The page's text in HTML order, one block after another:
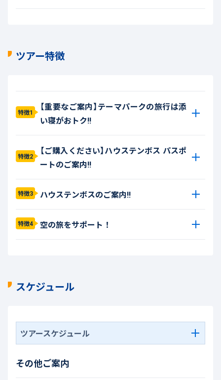
ツアー特徴
特徴1
【重要なご案内】テーマパークの旅行は添
い寝がおトク!!
特徴2
【ご購入ください】ハウステンボス パスポ
ートのご案内!!
特徴3 ハウステンボスのご案内!!
特徴4 空の旅をサポート！
スケジュール
ツアースケジュール
その他ご案内